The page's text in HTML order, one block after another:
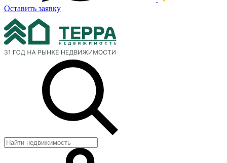
Оставить заявку